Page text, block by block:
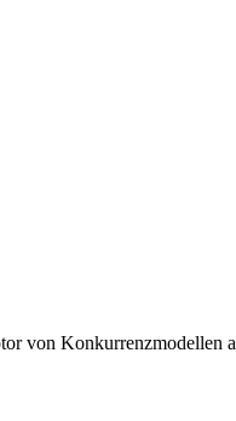
von Konkurrenzmodellen